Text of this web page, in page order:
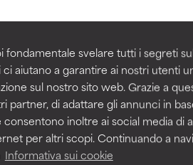
fondamentale svelare tutti i segreti
ci aiutano a garantire ai nostri utenti
sul nostro sito web. Grazie a
partner, di adattare gli annunci in
consentono inoltre ai social media di
per altri scopi. Continuando a
Informativa sui cookie
BACK TO
to assess ingredients in this
irritante, ma può presentare
problemi di altro tipo che ne limitano
Il rischio aumenta se
irritante, ma può presentare
problemi di altro tipo che ne limitano
Il rischio aumenta se